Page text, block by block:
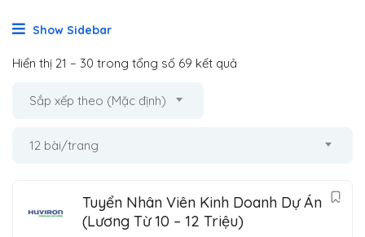
Show Sidebar
Hiển thị 21 – 30 trong tổng số 69 kết quả
Sắp xếp theo (Mặc định)
12 bài/trang
Tuyển Nhân Viên Kinh Doanh Dự Án
(Lương Từ 10 – 12 Triệu)